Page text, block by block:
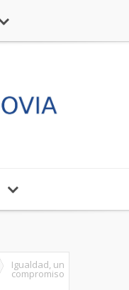
Igualdad, un
compromiso